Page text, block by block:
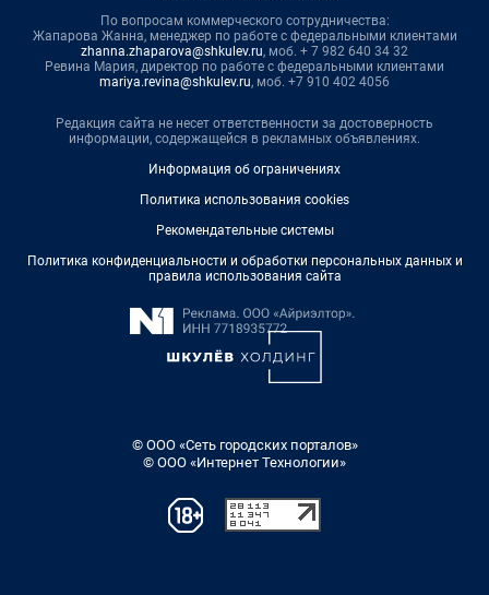
По вопросам коммерческого сотрудничества:
Жапарова Жанна, менеджер по работе с федеральными клиентами
zhanna.zhaparova@shkulev.ru, моб. + 7 982 640 34 32
Ревина Мария, директор по работе с федеральными клиентами
mariya.revina@shkulev.ru, моб. +7 910 402 4056
Редакция сайта не несет ответственности за достоверность
информации, содержащейся в рекламных объявлениях.
Информация об ограничениях
Политика использования cookies
Рекомендательные системы
Политика конфиденциальности и обработки персональных данных и
правила использования сайта
© ООО «Сеть городских порталов»
© ООО «Интернет Технологии»